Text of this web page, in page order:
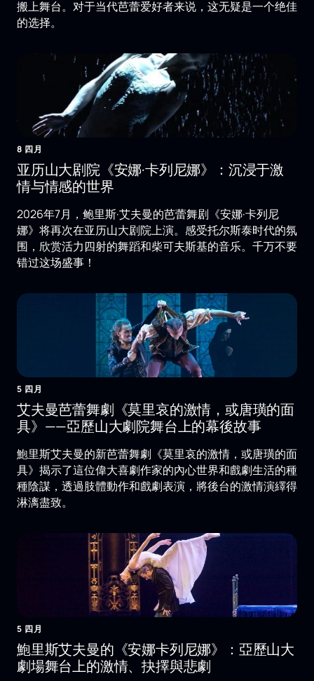
搬上舞台。对于当代芭蕾爱好者来说，这无疑是一个绝佳
的选择。
8 四月
亚历山大剧院《安娜·卡列尼娜》：沉浸于激
情与情感的世界
2026年7月，鲍里斯·艾夫曼的芭蕾舞剧《安娜·卡列尼
娜》将再次在亚历山大剧院上演。感受托尔斯泰时代的氛
围，欣赏活力四射的舞蹈和柴可夫斯基的音乐。千万不要
错过这场盛事！
5 四月
艾夫曼芭蕾舞劇《莫里哀的激情，或唐璜的面
具》——亞歷山大劇院舞台上的幕後故事
鮑里斯艾夫曼的新芭蕾舞劇《莫里哀的激情，或唐璜的面
具》揭示了這位偉大喜劇作家的內心世界和戲劇生活的種
種陰謀，透過肢體動作和戲劇表演，將後台的激情演繹得
淋漓盡致。
5 四月
鮑里斯艾夫曼的《安娜卡列尼娜》：亞歷山大
劇場舞台上的激情、抉擇與悲劇